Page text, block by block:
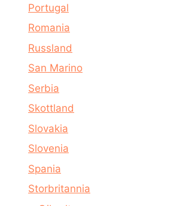
Portugal
Romania
Russland
San Marino
Serbia
Skottland
Slovakia
Slovenia
Spania
Storbritannia